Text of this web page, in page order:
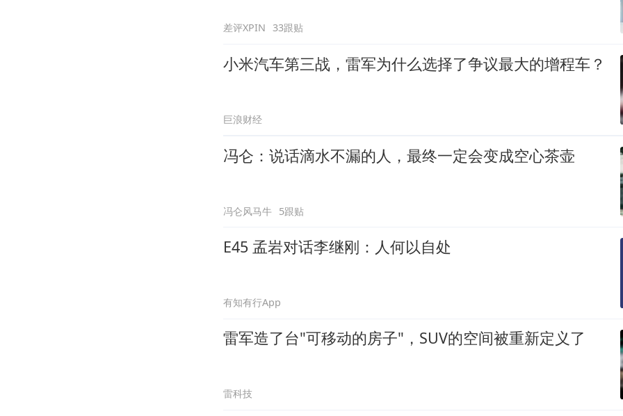
差评XPIN 33跟贴
小米汽车第三战，雷军为什么选择了争议最大的增程车？
巨浪财经
冯仑：说话滴水不漏的人，最终一定会变成空心茶壶
冯仑风马牛 5跟贴
E45 孟岩对话李继刚：人何以自处
有知有行App
雷军造了台"可移动的房子"，SUV的空间被重新定义了
雷科技